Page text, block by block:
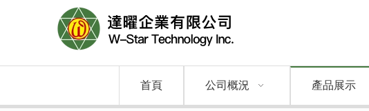
首頁 公司概況 產品展示